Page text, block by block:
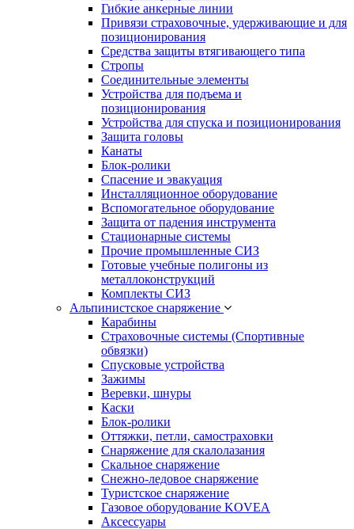
Гибкие анкерные линии
Привязи страховочные, удерживающие и для
позиционирования
Средства защиты втягивающего типа
Стропы
Соединительные элементы
Устройства для подъема и
позиционирования
Устройства для спуска и позиционирования
Защита головы
Канаты
Блок-ролики
Спасение и эвакуация
Инсталляционное оборудование
Вспомогательное оборудование
Защита от падения инструмента
Стационарные системы
Прочие промышленные СИЗ
Готовые учебные полигоны из
металлоконструкций
Комплекты СИЗ
Альпинистское снаряжение
Карабины
Страховочные системы (Спортивные
обвязки)
Спусковые устройства
Зажимы
Веревки, шнуры
Каски
Блок-ролики
Оттяжки, петли, самостраховки
Снаряжение для скалолазания
Скальное снаряжение
Снежно-ледовое снаряжение
Туристское снаряжение
Газовое оборудование KOVEA
Аксессуары